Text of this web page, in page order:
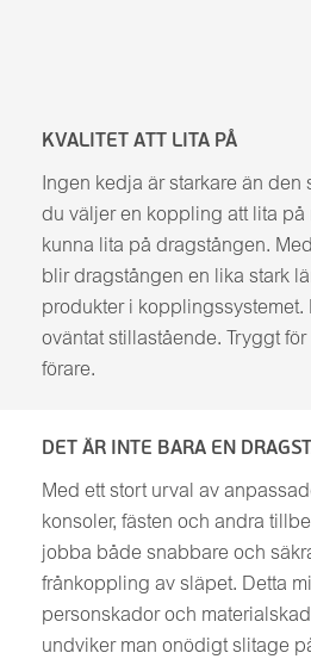
KVALITET ATT LITA PÅ
Ingen kedja är starkare än den
du väljer en koppling att lita på
kunna lita på dragstången.
blir dragstången en lika stark
produkter i kopplingssystemet.
oväntat stillastående. Tryggt
förare.
DET ÄR INTE BARA EN
Med ett stort urval av
konsoler, fästen och andra
jobba både snabbare och
frånkoppling av släpet. Detta
personskador och
undviker man onödigt slitage